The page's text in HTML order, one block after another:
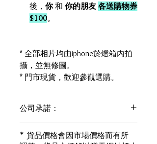
後， 你和 你的朋友 各送購物券
$100。
* 全部相片均由iphone於燈箱內拍
攝，並無修圖。
* 門市現貨，歡迎參觀選購。
公司承諾：
冇加色！冇化妝！
* 貨品價格會因市場價格而有所